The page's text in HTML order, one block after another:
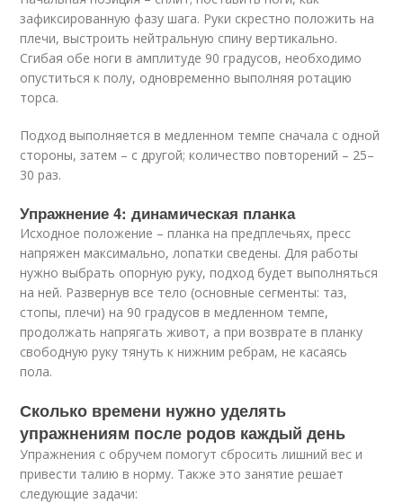
зафиксированную фазу шага. Руки скрестно положить на
плечи, выстроить нейтральную спину вертикально.
Сгибая обе ноги в амплитуде 90 градусов, необходимо
опуститься к полу, одновременно выполняя ротацию
торса.
Подход выполняется в медленном темпе сначала с одной
стороны, затем – с другой; количество повторений – 25–
30 раз.
Упражнение 4: динамическая планка
Исходное положение – планка на предплечьях, пресс
напряжен максимально, лопатки сведены. Для работы
нужно выбрать опорную руку, подход будет выполняться
на ней. Развернув все тело (основные сегменты: таз,
стопы, плечи) на 90 градусов в медленном темпе,
продолжать напрягать живот, а при возврате в планку
свободную руку тянуть к нижним ребрам, не касаясь
пола.
Сколько времени нужно уделять
упражнениям после родов каждый день
Упражнения с обручем помогут сбросить лишний вес и
привести талию в норму. Также это занятие решает
следующие задачи: